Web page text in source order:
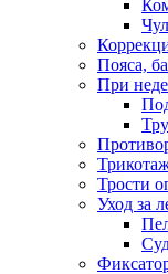
Пояса,
При
Трости
Уход за